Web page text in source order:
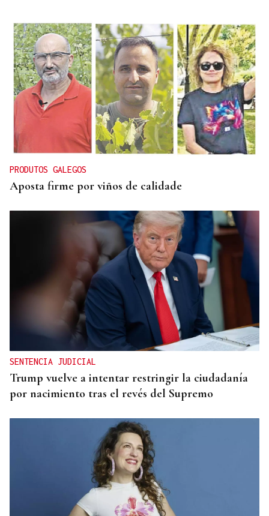
AYUDAS VENEZUELA
La Xunta de Galicia lanza las ayudas específicas a
los gallegos de Venezuela afectadas por los
terremotos
PRODUTOS GALEGOS
Aposta firme por viños de calidade
SENTENCIA JUDICIAL
Trump vuelve a intentar restringir la ciudadanía
por nacimiento tras el revés del Supremo